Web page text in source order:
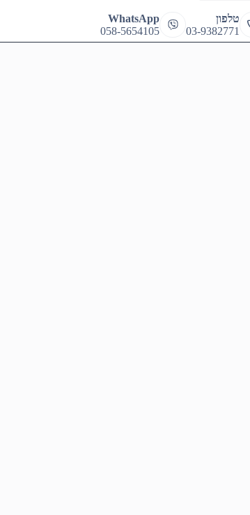
טלפון
03-9382771
WhatsApp
058-5654105